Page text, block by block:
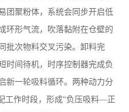
团聚粉体，系统会同步开启低
环形气流，吹落黏附在仓壁的
批次物料交叉污染。卸料完
时间待机，时序控制器完成负
新一轮吸料循环。两种动力分
工作时段，形成“负压吸料—正